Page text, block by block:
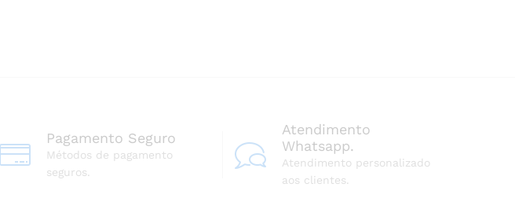
Pagamento Seguro
Métodos de pagamento
seguros.
Atendimento
Whatsapp.
Atendimento personalizado
aos clientes.